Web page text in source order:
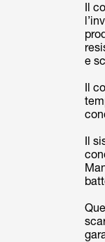
Il
e
Il
Il